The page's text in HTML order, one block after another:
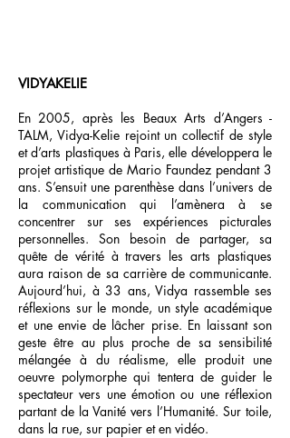
VIDYAKELIE
En 2005, après les Beaux Arts d’Angers -
TALM, Vidya-Kelie rejoint un collectif de style
et d’arts plastiques à Paris, elle développera le
projet artistique de Mario Faundez pendant 3
ans. S’ensuit une parenthèse dans l’univers de
la communication qui l’amènera à se
concentrer sur ses expériences picturales
personnelles. Son besoin de partager, sa
quête de vérité à travers les arts plastiques
aura raison de sa carrière de communicante.
Aujourd’hui, à 33 ans, Vidya rassemble ses
réflexions sur le monde, un style académique
et une envie de lâcher prise. En laissant son
geste être au plus proche de sa sensibilité
mélangée à du réalisme, elle produit une
oeuvre polymorphe qui tentera de guider le
spectateur vers une émotion ou une réflexion
partant de la Vanité vers l’Humanité. Sur toile,
dans la rue, sur papier et en vidéo.